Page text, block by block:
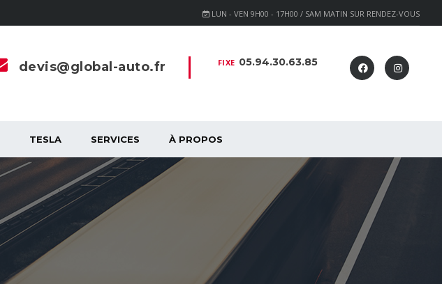
LUN - VEN 9H00 - 17H00 / SAM MATIN SUR RENDEZ-VOUS
FIXE 05.94.30.63.85
devis@global-auto.fr
TESLA SERVICES À PROPOS